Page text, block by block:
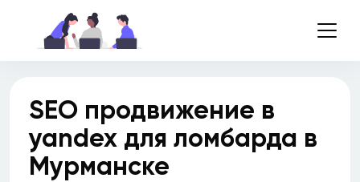
SEO продвижение в
yandex для ломбарда в
Мурманске